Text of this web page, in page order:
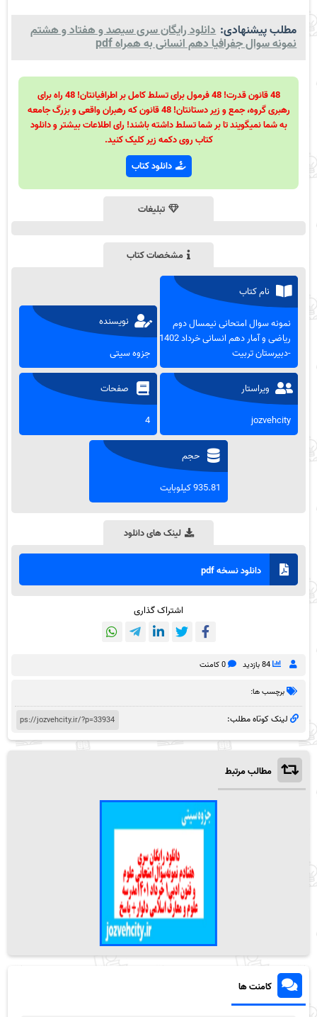
مطلب پیشنهادی: دانلود رایگان سری سیصد و هفتاد و هشتم
نمونه سوال جفرافیا دهم انسانی به همراه pdf
48 قانون قدرت! 48 فرمول برای تسلط کامل بر اطرافیانتان! 48 راه برای
رهبری گروه، جمع و زیر دستانتان! 48 قانون که رهبران واقعی و بزرگ جامعه
به شما نمیگویند تا بر شما تسلط داشته باشند! رای اطلاعات بیشتر و دانلود
کتاب روی دکمه زیر کلیک کنید.
دانلود کتاب
تبلیغات
مشخصات کتاب
نام کتاب
نمونه سوال امتحانی نیمسال دوم
ریاضی و آمار دهم انسانی خرداد 1402
-دبیرستان تربیت
نویسنده
جزوه سیتی
ویراستار
jozvehcity
صفحات
4
حجم
935.81 کیلوبایت
لینک های دانلود
دانلود نسخه pdf
اشتراک گذاری
84 بازدید 0 کامنت
برچسب ها:
لینک کوتاه مطلب:
مطالب مرتبط
کامنت ها